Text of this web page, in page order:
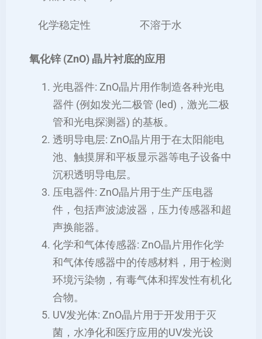
化学稳定性 不溶于水
氧化锌 (ZnO) 晶片衬底的应用
光电器件: ZnO晶片用作制造各种光电
器件 (例如发光二极管 (led)，激光二极
管和光电探测器) 的基板。
透明导电层: ZnO晶片用于在太阳能电
池、触摸屏和平板显示器等电子设备中
沉积透明导电层。
压电器件: ZnO晶片用于生产压电器
件，包括声波滤波器，压力传感器和超
声换能器。
化学和气体传感器: ZnO晶片用作化学
和气体传感器中的传感材料，用于检测
环境污染物，有毒气体和挥发性有机化
合物。
UV发光体: ZnO晶片用于开发用于灭
菌，水净化和医疗应用的UV发光设